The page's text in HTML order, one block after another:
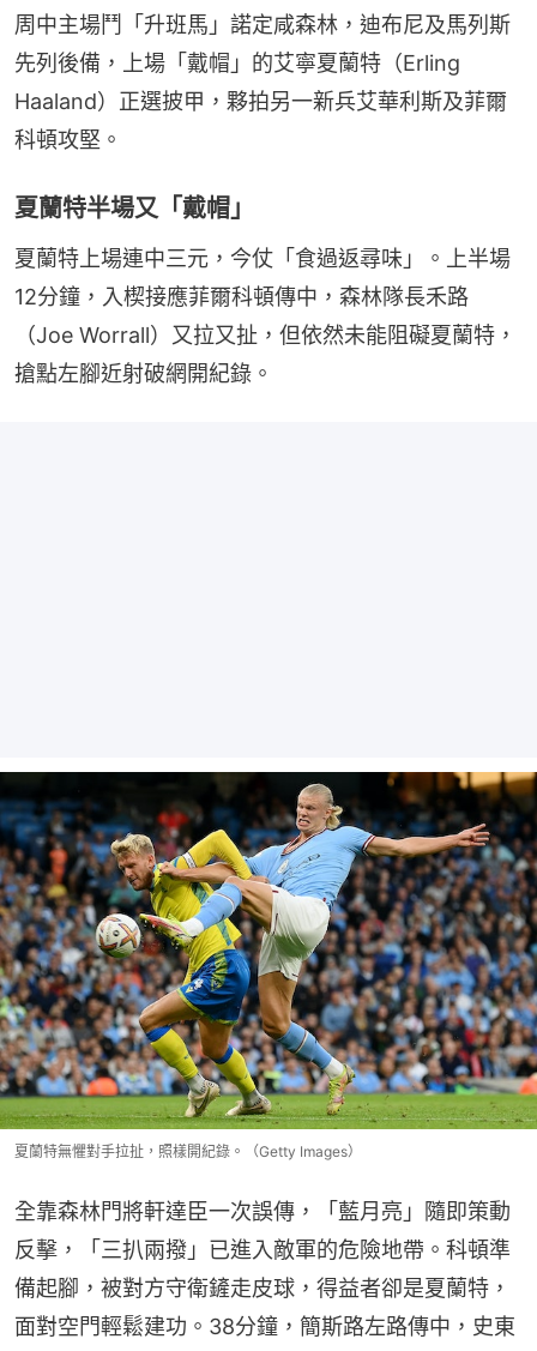
周中主場鬥「升班馬」諾定咸森林，迪布尼及馬列斯
先列後備，上場「戴帽」的艾寧夏蘭特（Erling
Haaland）正選披甲，夥拍另一新兵艾華利斯及菲爾
科頓攻堅。
夏蘭特半場又「戴帽」
夏蘭特上場連中三元，今仗「食過返尋味」。上半場
12分鐘，入楔接應菲爾科頓傳中，森林隊長禾路
（Joe Worrall）又拉又扯，但依然未能阻礙夏蘭特，
搶點左腳近射破網開紀錄。
夏蘭特無懼對手拉扯，照樣開紀錄。（Getty Images）
全靠森林門將軒達臣一次誤傳，「藍月亮」隨即策動
反擊，「三扒兩撥」已進入敵軍的危險地帶。科頓準
備起腳，被對方守衛鏟走皮球，得益者卻是夏蘭特，
面對空門輕鬆建功。38分鐘，簡斯路左路傳中，史東